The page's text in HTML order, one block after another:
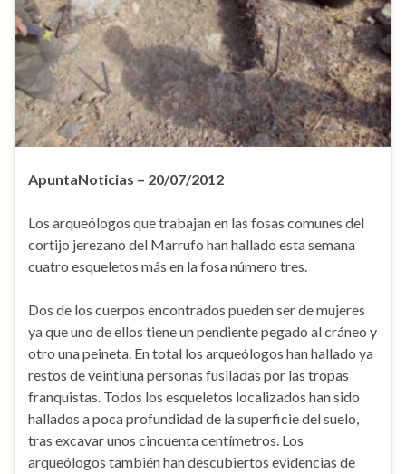
ApuntaNoticias – 20/07/2012
Los arqueólogos que trabajan en las fosas comunes del
cortijo jerezano del Marrufo han hallado esta semana
cuatro esqueletos más en la fosa número tres.
Dos de los cuerpos encontrados pueden ser de mujeres
ya que uno de ellos tiene un pendiente pegado al cráneo y
otro una peineta. En total los arqueólogos han hallado ya
restos de veintiuna personas fusiladas por las tropas
franquistas. Todos los esqueletos localizados han sido
hallados a poca profundidad de la superficie del suelo,
tras excavar unos cincuenta centímetros. Los
arqueólogos también han descubiertos evidencias de